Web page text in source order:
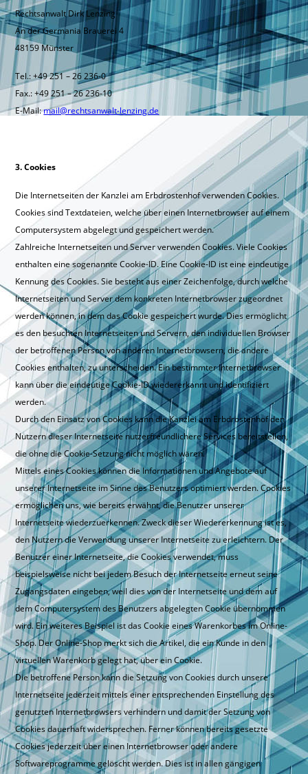
Rechtsanwalt Dirk Lenzing
An der Germania Brauerei 4
48159 Münster
Tel.: +49 251 – 26 236-0
Fax.: +49 251 – 26 236-10
E-Mail:mail@rechtsanwalt-lenzing.de
3. Cookies
Die Internetseiten der Kanzlei am Erbdrostenhof verwenden Cookies.
Cookies sind Textdateien, welche über einen Internetbrowser auf einem
Computersystem abgelegt und gespeichert werden.
Zahlreiche Internetseiten und Server verwenden Cookies. Viele Cookies
enthalten eine sogenannte Cookie-ID. Eine Cookie-ID ist eine eindeutige
Kennung des Cookies. Sie besteht aus einer Zeichenfolge, durch welche
Internetseiten und Server dem konkreten Internetbrowser zugeordnet
werden können, in dem das Cookie gespeichert wurde. Dies ermöglicht
es den besuchten Internetseiten und Servern, den individuellen Browser
der betroffenen Person von anderen Internetbrowsern, die andere
Cookies enthalten, zu unterscheiden. Ein bestimmter Internetbrowser
kann über die eindeutige Cookie-ID wiedererkannt und identifiziert
werden.
Durch den Einsatz von Cookies kann die Kanzlei am Erbdrostenhof den
Nutzern dieser Internetseite nutzerfreundlichere Services bereitstellen,
die ohne die Cookie-Setzung nicht möglich wären.
Mittels eines Cookies können die Informationen und Angebote auf
unserer Internetseite im Sinne des Benutzers optimiert werden. Cookies
ermöglichen uns, wie bereits erwähnt, die Benutzer unserer
Internetseite wiederzuerkennen. Zweck dieser Wiedererkennung ist es,
den Nutzern die Verwendung unserer Internetseite zu erleichtern. Der
Benutzer einer Internetseite, die Cookies verwendet, muss
beispielsweise nicht bei jedem Besuch der Internetseite erneut seine
Zugangsdaten eingeben, weil dies von der Internetseite und dem auf
dem Computersystem des Benutzers abgelegten Cookie übernommen
wird. Ein weiteres Beispiel ist das Cookie eines Warenkorbes im Online-
Shop. Der Online-Shop merkt sich die Artikel, die ein Kunde in den
virtuellen Warenkorb gelegt hat, über ein Cookie.
Die betroffene Person kann die Setzung von Cookies durch unsere
Internetseite jederzeit mittels einer entsprechenden Einstellung des
genutzten Internetbrowsers verhindern und damit der Setzung von
Cookies dauerhaft widersprechen. Ferner können bereits gesetzte
Cookies jederzeit über einen Internetbrowser oder andere
Softwareprogramme gelöscht werden. Dies ist in allen gängigen